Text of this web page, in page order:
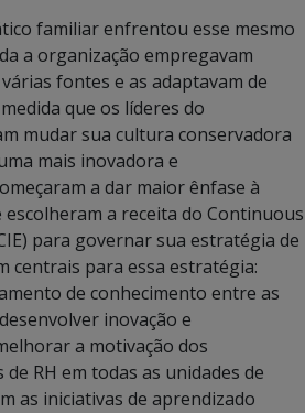
familiar enfrentou esse mesmo
a organização empregavam
fontes e as adaptavam de
que os líderes do
mudar sua cultura conservadora
mais inovadora e
a dar maior ênfase à
a receita do Continuous
para governar sua estratégia de
centrais para essa estratégia:
de conhecimento entre as
inovação e
a motivação dos
RH em todas as unidades de
as iniciativas de aprendizado